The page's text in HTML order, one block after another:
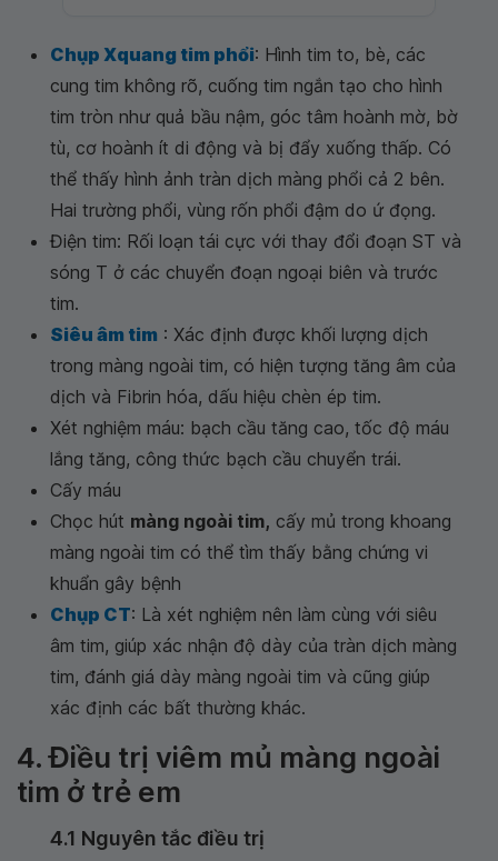
Chụp Xquang tim phổi: Hình tim to, bè, các
cung tim không rõ, cuống tim ngắn tạo cho hình
tim tròn như quả bầu nậm, góc tâm hoành mờ, bờ
tù, cơ hoành ít di động và bị đẩy xuống thấp. Có
thể thấy hình ảnh tràn dịch màng phổi cả 2 bên.
Hai trường phổi, vùng rốn phổi đậm do ứ đọng.
Điện tim: Rối loạn tái cực với thay đổi đoạn ST và
sóng T ở các chuyển đoạn ngoại biên và trước
tim.
Siêu âm tim : Xác định được khối lượng dịch
trong màng ngoài tim, có hiện tượng tăng âm của
dịch và Fibrin hóa, dấu hiệu chèn ép tim.
Xét nghiệm máu: bạch cầu tăng cao, tốc độ máu
lắng tăng, công thức bạch cầu chuyển trái.
Cấy máu
Chọc hút màng ngoài tim, cấy mủ trong khoang
màng ngoài tim có thể tìm thấy bằng chứng vi
khuẩn gây bệnh
Chụp CT: Là xét nghiệm nên làm cùng với siêu
âm tim, giúp xác nhận độ dày của tràn dịch màng
tim, đánh giá dày màng ngoài tim và cũng giúp
xác định các bất thường khác.
4. Điều trị viêm mủ màng ngoài
tim ở trẻ em
4.1 Nguyên tắc điều trị